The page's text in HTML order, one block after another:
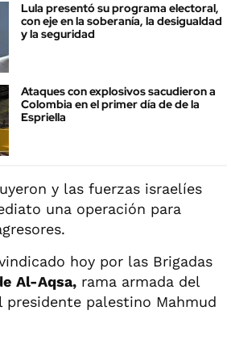
Lula presentó su programa electoral,
con eje en la soberanía, la desigualdad
y la seguridad
Ataques con explosivos sacudieron a
Colombia en el primer día de de la
Espriella
y las fuerzas israelíes
una operación para
hoy por las Brigadas
Al-Aqsa, rama armada del
presidente palestino Mahmud